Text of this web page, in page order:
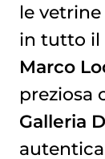
le
in tutto il
Marco
preziosa
Galleria